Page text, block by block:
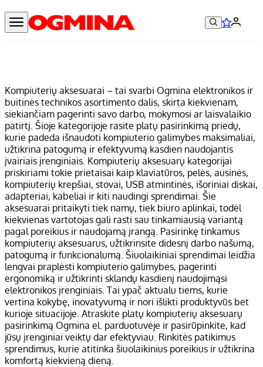
Kompiuterių aksesuarai – tai svarbi Ogmina elektronikos ir
buitinės technikos asortimento dalis, skirta kiekvienam,
siekiančiam pagerinti savo darbo, mokymosi ar laisvalaikio
patirtį. Šioje kategorijoje rasite platų pasirinkimą priedų,
kurie padeda išnaudoti kompiuterio galimybes maksimaliai,
užtikrina patogumą ir efektyvumą kasdien naudojantis
įvairiais įrenginiais. Kompiuterių aksesuarų kategorijai
priskiriami tokie prietaisai kaip klaviatūros, pelės, ausinės,
kompiuterių krepšiai, stovai, USB atmintinės, išoriniai diskai,
adapteriai, kabeliai ir kiti naudingi sprendimai. Šie
aksesuarai pritaikyti tiek namų, tiek biuro aplinkai, todėl
kiekvienas vartotojas gali rasti sau tinkamiausią variantą
pagal poreikius ir naudojamą įrangą. Pasirinkę tinkamus
kompiuterių aksesuarus, užtikrinsite didesnį darbo našumą,
patogumą ir funkcionalumą. Šiuolaikiniai sprendimai leidžia
lengvai praplėsti kompiuterio galimybes, pagerinti
ergonomiką ir užtikrinti sklandų kasdienį naudojimąsi
elektronikos įrenginiais. Tai ypač aktualu tiems, kurie
vertina kokybę, inovatyvumą ir nori išlikti produktyvūs bet
kurioje situacijoje. Atraskite platų kompiuterių aksesuarų
pasirinkimą Ogmina el. parduotuvėje ir pasirūpinkite, kad
jūsų įrenginiai veiktų dar efektyviau. Rinkitės patikimus
sprendimus, kurie atitinka šiuolaikinius poreikius ir užtikrina
komfortą kiekvieną dieną.